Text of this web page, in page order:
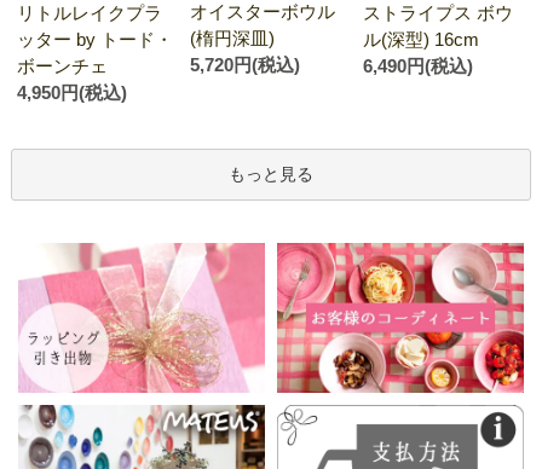
リトルレイクプラ
ッター by トード・
ボーンチェ
4,950円(税込)
オイスターボウル
(楕円深皿)
5,720円(税込)
ストライプス ボウ
ル(深型) 16cm
6,490円(税込)
もっと見る